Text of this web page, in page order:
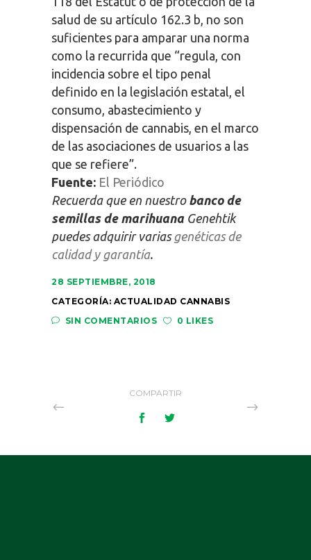
salud de su artículo 162.3 b, no son
suficientes para amparar una norma
como la recurrida que “regula, con
incidencia sobre el tipo penal
definido en la legislación estatal, el
consumo, abastecimiento y
dispensación de cannabis, en el marco
de las asociaciones de usuarios a las
que se refiere”.
Fuente: El Periódico
Recuerda que en nuestro banco de
semillas de marihuana Genehtik
puedes adquirir variasgenéticas de
calidad y garantía.
28 SEPTIEMBRE, 2018
CATEGORÍA: ACTUALIDAD CANNABIS
SIN COMENTARIOS
0 LIKES
COMPARTIR